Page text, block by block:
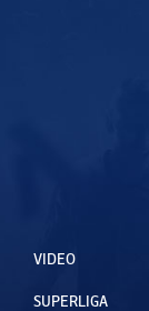
VIDEO
SUPERLIGA